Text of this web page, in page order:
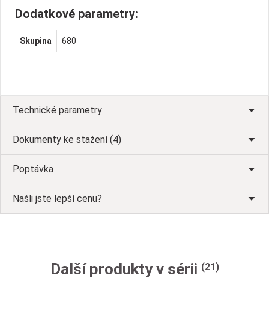
Dodatkové parametry:
Skupina 680
Technické parametry
Dokumenty ke stažení (4)
Poptávka
Našli jste lepší cenu?
Další produkty v sérii (21)